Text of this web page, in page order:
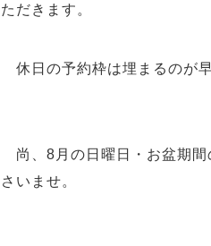
ただきます。
休日の予約枠は埋まるのが
尚、8月の日曜日・お盆期間
さいませ。